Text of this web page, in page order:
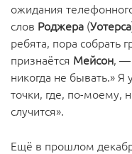
ожидания
слов Роджера (Уотерса
ребята, пора собрать
признаётся Мейсон, —
никогда не бывать.»
точки, где, по-моему,
случится».
Ещё в прошлом